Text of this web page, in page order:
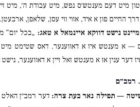
מיט דעם מענטש׳ס נפש, מיט עבודת ה׳, מיט
החיים פון א איד, אזוי ווי עסן, שלאפן,
נישט דווקא איינמאל א טאג: „בכל יום”
— א מענטש איז א דאווענער. דאס שטימט
דער ענין אז א מענטש זאל זיין א דאווענער, נישט
שיטה — תפילה נאר בעת צרה: דער רמב״ן האלט